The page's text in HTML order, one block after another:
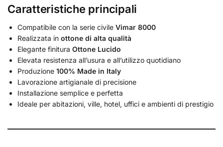
Caratteristiche principali
Compatibile con la serie civile Vimar 8000
Realizzata in ottone di alta qualità
Elegante finitura Ottone Lucido
Elevata resistenza all’usura e all’utilizzo quotidiano
Produzione 100% Made in Italy
Lavorazione artigianale di precisione
Installazione semplice e perfetta
Ideale per abitazioni, ville, hotel, uffici e ambienti di prestigio